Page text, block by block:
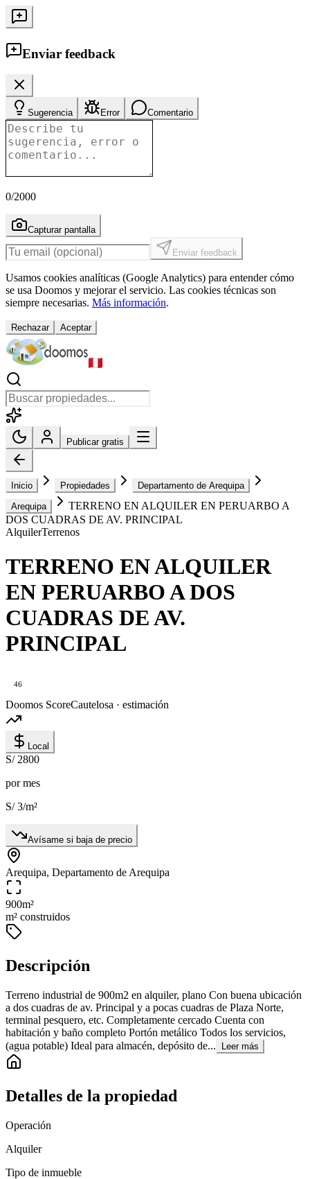
Enviar feedback
Sugerencia Error Comentario
0/2000
Capturar pantalla
Enviar feedback
Usamos cookies analíticas (Google Analytics) para entender cómo
se usa Doomos y mejorar el servicio. Las cookies técnicas son
siempre necesarias. Más información.
Rechazar Aceptar
Publicar gratis
Inicio Propiedades
Departamento de Arequipa
Arequipa
TERRENO EN ALQUILER EN PERUARBO A
DOS CUADRAS DE AV. PRINCIPAL
AlquilerTerrenos
TERRENO EN ALQUILER
EN PERUARBO A DOS
CUADRAS DE AV.
PRINCIPAL
46
Doomos ScoreCautelosa · estimación
Local
S/ 2800
por mes
S/ 3/m²
Avísame si baja de precio
Arequipa, Departamento de Arequipa
900m²
m² construidos
Descripción
Terreno industrial de 900m2 en alquiler, plano Con buena ubicación
a dos cuadras de av. Principal y a pocas cuadras de Plaza Norte,
terminal pesquero, etc. Completamente cercado Cuenta con
habitación y baño completo Portón metálico Todos los servicios,
(agua potable) Ideal para almacén, depósito de...
Leer más
Detalles de la propiedad
Operación
Alquiler
Tipo de inmueble